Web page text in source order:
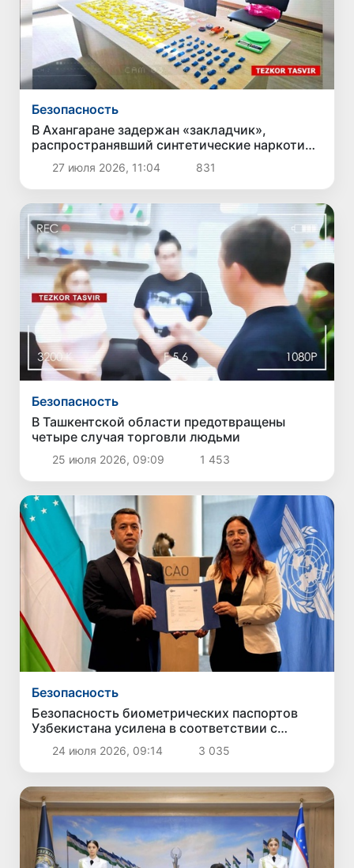
Безопасность
В Ахангаране задержан «закладчик»,
распространявший синтетические наркотики
через 300 тайников
27 июля 2026, 11:04 831
Безопасность
В Ташкентской области предотвращены
четыре случая торговли людьми
25 июля 2026, 09:09 1 453
Безопасность
Безопасность биометрических паспортов
Узбекистана усилена в соответствии с
международными стандартами ICAO
24 июля 2026, 09:14 3 035